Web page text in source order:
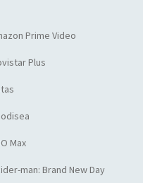
Prime Video
Plus
Max
man: Brand New Day